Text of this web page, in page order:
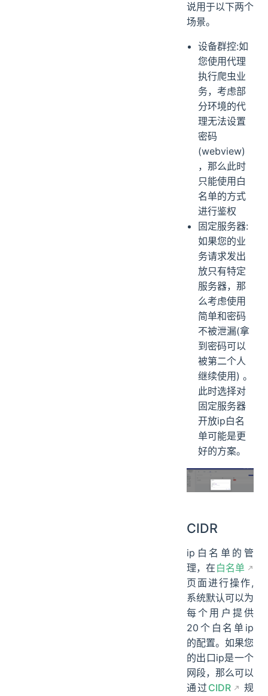
说用于以下两个
场景。
设备群控:如
您使用代理
执行爬虫业
务，考虑部
分环境的代
理无法设置
密码
(webview)
，那么此时
只能使用白
名单的方式
进行鉴权
固定服务器:
如果您的业
务请求发出
放只有特定
服务器，那
么考虑使用
简单和密码
不被泄漏(拿
到密码可以
被第二个人
继续使用) 。
此时选择对
固定服务器
开放ip白名
单可能是更
好的方案。
CIDR
ip白名单的管
理，在 白名单
页面进行操作,
系统默认可以为
每个用户提供
20个白名单ip
的配置。如果您
的出口ip是一个
网段，那么可以
通过 CIDR
规